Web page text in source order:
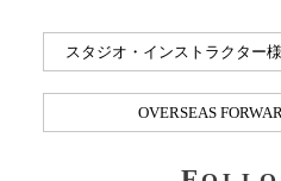
スタジオ・インストラクター
OVERSEAS